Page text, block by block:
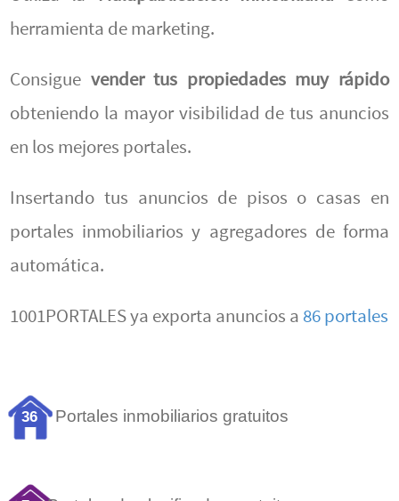
herramienta de marketing.
Consigue vender tus propiedades muy rápido
obteniendo la mayor visibilidad de tus anuncios
en los mejores portales.
Insertando tus anuncios de pisos o casas en
portales inmobiliarios y agregadores de forma
automática.
1001PORTALES ya exporta anuncios a 86 portales
36 Portales inmobiliarios gratuitos